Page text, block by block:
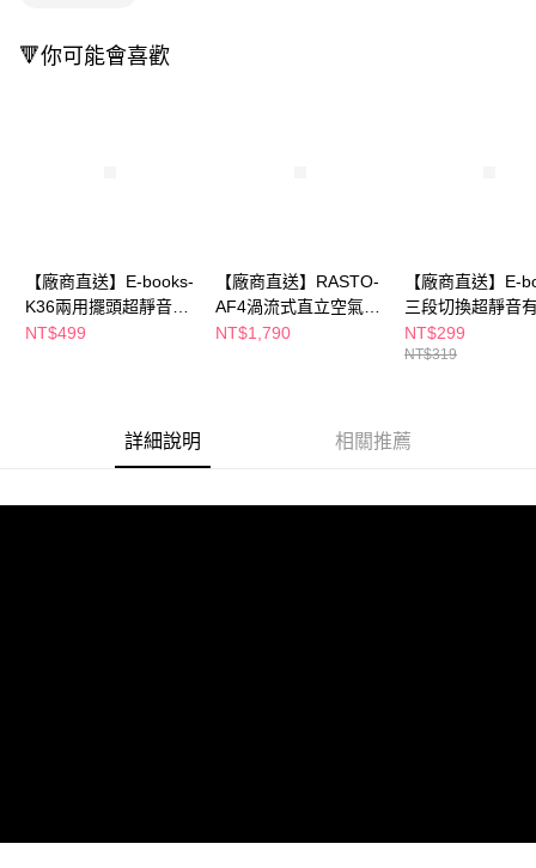
※ 請注意：結帳手續完成當下不需立刻繳費，但若您需要取消訂單，請聯絡
購買商品的店家。未經商家同意取消之訂單仍視為有效，需透過AFTEE先享
２．關於個人資料處理事宜，請瀏覽以下網址：
https://aftee.tw/terms/#terms3
３．未成年的使用者請事先徵得法定代理人或監護人之同意方可使用
「AFTEE先享後付」，若未經同意申辦者引起之損失，本公司不負相關責
請求用戶進行身份認證。
🔻你可能會喜歡
【廠商直送】E-books-
K36兩用擺頭超靜音風
扇-兩色任選
NT$499
【廠商直送】RASTO-
AF4渦流式直立空氣循
環風扇
NT$1,790
【廠商直送】E-
三段切換超靜音
鼠-M67
NT$299
NT$319
詳細說明 相關推薦